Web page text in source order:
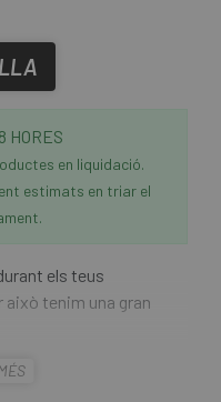
HORES
en liquidació.
estimats en triar el
els teus
tenim una gran
és un gel energètic